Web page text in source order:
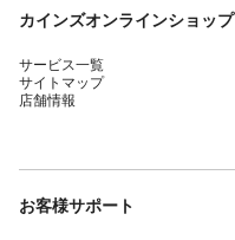
カインズオンラインショップ
サービス一覧
サイトマップ
店舗情報
お客様サポート